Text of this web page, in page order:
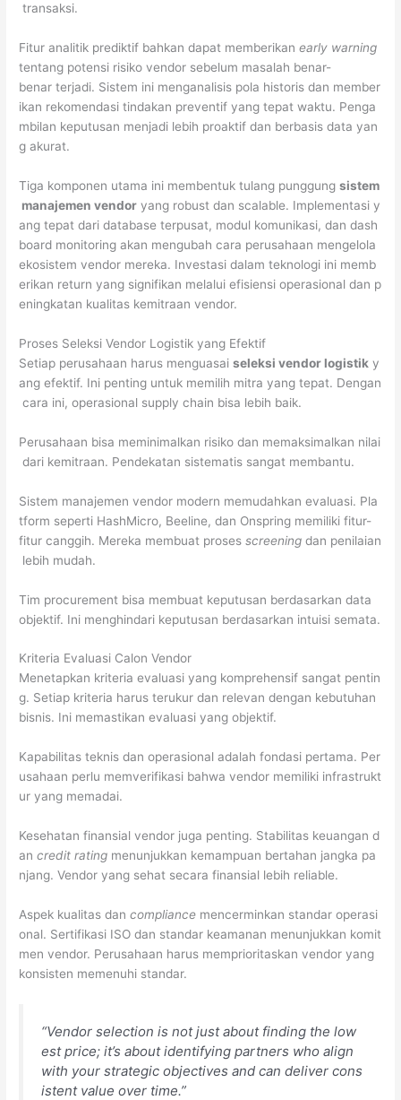
transaksi.
Fitur analitik prediktif bahkan dapat memberikanearly warning
tentang potensi risiko vendor sebelum masalah benar-
benar terjadi. Sistem ini menganalisis pola historis dan member
ikan rekomendasi tindakan preventif yang tepat waktu. Penga
mbilan keputusan menjadi lebih proaktif dan berbasis data yan
g akurat.
Tiga komponen utama ini membentuk tulang punggungsistem
manajemen vendor yang robust dan scalable. Implementasi y
ang tepat dari database terpusat, modul komunikasi, dan dash
board monitoring akan mengubah cara perusahaan mengelola
ekosistem vendor mereka. Investasi dalam teknologi ini memb
erikan return yang signifikan melalui efisiensi operasional dan p
eningkatan kualitas kemitraan vendor.
Proses Seleksi Vendor Logistik yang Efektif
Setiap perusahaan harus menguasaiseleksi vendor logistik y
ang efektif. Ini penting untuk memilih mitra yang tepat. Dengan
cara ini, operasional supply chain bisa lebih baik.
Perusahaan bisa meminimalkan risiko dan memaksimalkan nilai
dari kemitraan. Pendekatan sistematis sangat membantu.
Sistem manajemen vendor modern memudahkan evaluasi. Pla
tform seperti HashMicro, Beeline, dan Onspring memiliki fitur-
fitur canggih. Mereka membuat prosesscreening dan penilaian
lebih mudah.
Tim procurement bisa membuat keputusan berdasarkan data
objektif. Ini menghindari keputusan berdasarkan intuisi semata.
Kriteria Evaluasi Calon Vendor
Menetapkan kriteria evaluasi yang komprehensif sangat pentin
g. Setiap kriteria harus terukur dan relevan dengan kebutuhan
bisnis. Ini memastikan evaluasi yang objektif.
Kapabilitas teknis dan operasional adalah fondasi pertama. Per
usahaan perlu memverifikasi bahwa vendor memiliki infrastrukt
ur yang memadai.
Kesehatan finansial vendor juga penting. Stabilitas keuangan d
ancredit rating menunjukkan kemampuan bertahan jangka pa
njang. Vendor yang sehat secara finansial lebih reliable.
Aspek kualitas dancompliance mencerminkan standar operasi
onal. Sertifikasi ISO dan standar keamanan menunjukkan komit
men vendor. Perusahaan harus memprioritaskan vendor yang
konsisten memenuhi standar.
“Vendor selection is not just about finding the low
est price; it’s about identifying partners who align
with your strategic objectives and can deliver cons
istent value over time.”